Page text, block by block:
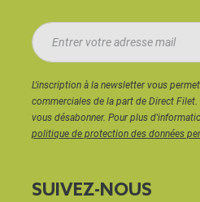
L'inscription à la newsletter vous
commerciales de la part de Direct
vous désabonner. Pour plus
politique de protection des données
SUIVEZ-NOUS